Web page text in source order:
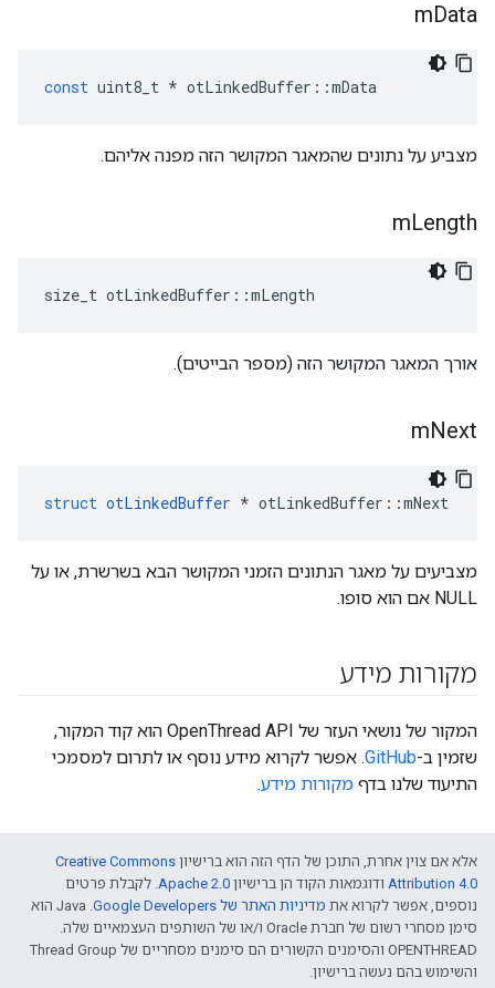
mData
const uint8_t * otLinkedBuffer ::mData
מצביע על נתונים שהמאגר המקושר הזה מפנה אליהם.
mLength
size_t otLinkedBuffer ::mLength
אורך המאגר המקושר הזה (מספר הבייטים).
mNext
struct otLinkedBuffer * otLinkedBuffer ::mNext
מצביעים על מאגר הנתונים הזמני המקושר הבא בשרשרת, או על
NULL אם הוא סופו.
מקורות מידע
המקור של נושאי העזר של OpenThread API הוא קוד המקור,
שזמין ב-GitHub. אפשר לקרוא מידע נוסף או לתרום למסמכי
התיעוד שלנו בדף מקורות מידע.
אלא אם צוין אחרת, התוכן של הדף הזה הוא ברישיון Creative Commons
Attribution 4.0‏ ודוגמאות הקוד הן ברישיון Apache 2.0‏. לקבלת פרטים
נוספים, אפשר לקרוא את מדיניות האתר של Google Developers‏
.‏ Java הוא
סימן מסחרי רשום של חברת Oracle ו/או של השותפים העצמאיים שלה.
‫OPENTHREAD והסימנים הקשורים הם סימנים מסחריים של Thread Group
והשימוש בהם נעשה ברישיון.